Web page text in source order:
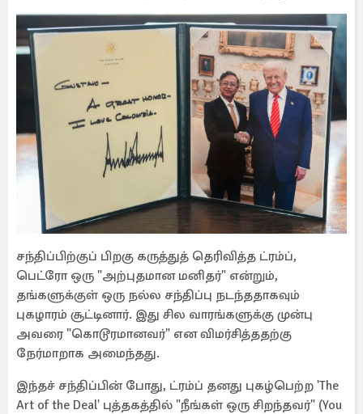
சந்திப்பிற்குப் பிறகு கருத்துத் தெரிவித்த ட்ரம்ப்,
பெட்ரோ ஒரு "அற்புதமான மனிதர்" என்றும்,
தங்களுக்குள் ஒரு நல்ல சந்திப்பு நடந்ததாகவும்
புகழாரம் சூட்டினார். இது சில வாரங்களுக்கு முன்பு
அவரை "கொடூரமானவர்" என விமர்சித்ததற்கு
நேர்மாறாக அமைந்தது.
இந்தச் சந்திப்பின் போது, ட்ரம்ப் தனது புகழ்பெற்ற 'The
Art of the Deal' புத்தகத்தில் "நீங்கள் ஒரு சிறந்தவர்" (You